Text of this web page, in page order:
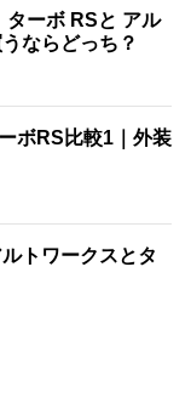
ターボ RSと アル
ならどっち？
ボRS比較1｜外装
トワークスとタ